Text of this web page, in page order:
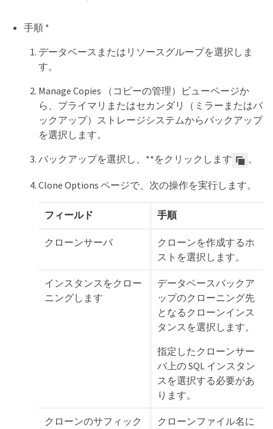
手順 *
データベースまたはリソースグループを選択しま
す。
Manage Copies （コピーの管理）ビューページか
ら、プライマリまたはセカンダリ（ミラーまたはバ
ックアップ）ストレージシステムからバックアップ
を選択します。
バックアップを選択し、**をクリックします
。
Clone Options ページで、次の操作を実行します。
フィールド 手順
クローンサーバ
クローンを作成するホ
ストを選択します。
インスタンスをクロー
ニングします
データベースバックア
ップのクローニング先
となるクローンインス
タンスを選択します。
指定したクローンサー
バ上の SQL インスタン
スを選択する必要があ
ります。
クローンのサフィック クローンファイル名に